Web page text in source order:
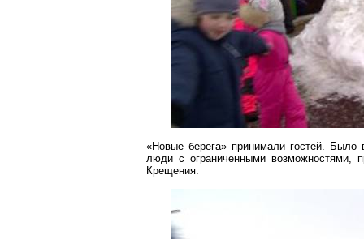
«Новые берега» принимали гостей.
люди с ограниченными возможностями,
Крещения.